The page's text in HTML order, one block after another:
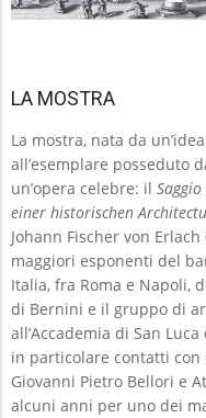
LA MOSTRA
La mostra, nata da
all’esemplare posseduto
un’opera celebre: il
einer historischen
Johann Fischer von
maggiori esponenti del
Italia, fra Roma e Napoli,
di Bernini e il gruppo di
all’Accademia di San
in particolare contatti con
Giovanni Pietro Bellori e
alcuni anni per uno dei